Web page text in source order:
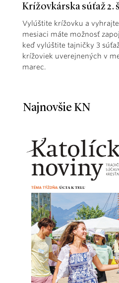
Krížovkárska súťaž 2.
Vylúštite krížovku a
mesiaci máte možnosť
keď vylúštite tajničky 3
krížoviek uverejnených v
marec.
Najnovšie KN